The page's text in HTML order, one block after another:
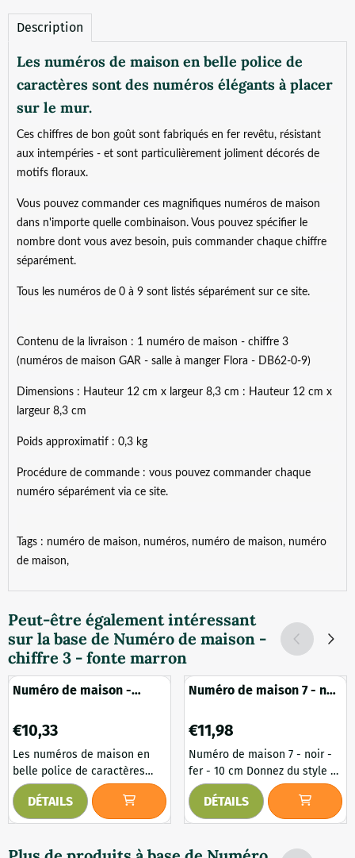
Description
Les numéros de maison en belle police de
caractères sont des numéros élégants à placer
sur le mur.
Ces chiffres de bon goût sont fabriqués en fer revêtu, résistant
aux intempéries - et sont particulièrement joliment décorés de
motifs floraux.
Vous pouvez commander ces magnifiques numéros de maison
dans n'importe quelle combinaison. Vous pouvez spécifier le
nombre dont vous avez besoin, puis commander chaque chiffre
séparément.
Tous les numéros de 0 à 9 sont listés séparément sur ce site.
Contenu de la livraison : 1 numéro de maison - chiffre 3
(numéros de maison GAR - salle à manger Flora - DB62-0-9)
Dimensions : Hauteur 12 cm x largeur 8,3 cm : Hauteur 12 cm x
largeur 8,3 cm
Poids approximatif : 0,3 kg
Procédure de commande : vous pouvez commander chaque
numéro séparément via ce site.
Tags : numéro de maison, numéros, numéro de maison, numéro
de maison,
Peut-être également intéressant
sur la base de Numéro de maison -
chiffre 3 - fonte marron
Numéro de maison -
Prix: 10,33
€10,33
Les numéros de maison en
belle police de caractères
sont des numéros élégants à
placer sur le mur. Ces chiffres
de bon goût sont fabriqués en
intempéries - et sont
DÉTAILS
Numéro de maison 7 - noir
Prix: 11,98
€11,98
Numéro de maison 7 - noir -
fer - 10 cm Donnez du style à
votre maison avec ce numéro
de maison noir en fer de
haute qualité. Grâce à son
maison convient aussi bien
DÉTAILS